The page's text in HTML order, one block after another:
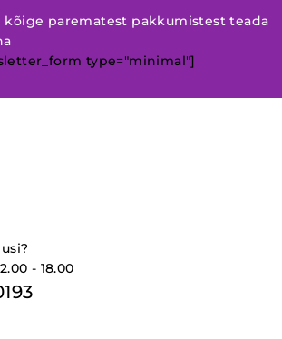
kõige parematest pakkumistest teada
type="minimal"]
- 18.00